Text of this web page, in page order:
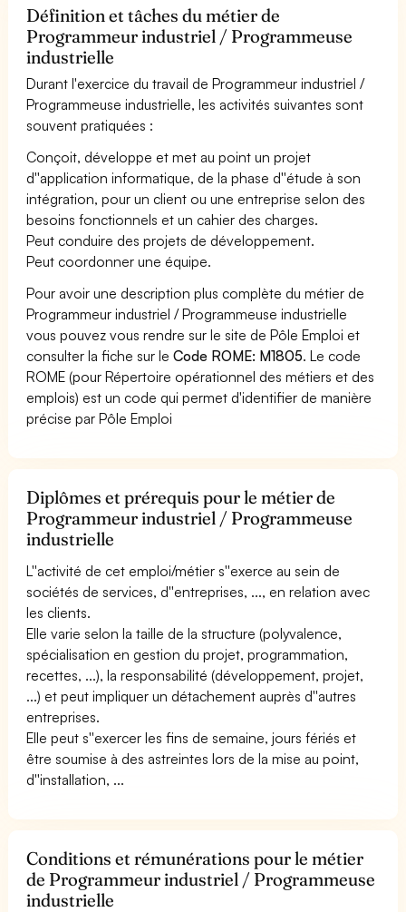
Définition et tâches du métier de
Programmeur industriel / Programmeuse
industrielle
Durant l'exercice du travail de Programmeur industriel /
Programmeuse industrielle, les activités suivantes sont
souvent pratiquées :
Conçoit, développe et met au point un projet
d''application informatique, de la phase d''étude à son
intégration, pour un client ou une entreprise selon des
besoins fonctionnels et un cahier des charges.
Peut conduire des projets de développement.
Peut coordonner une équipe.
Pour avoir une description plus complète du métier de
Programmeur industriel / Programmeuse industrielle
vous pouvez vous rendre sur le site de Pôle Emploi et
consulter la fiche sur leCode ROME: M1805. Le code
ROME (pour Répertoire opérationnel des métiers et des
emplois) est un code qui permet d'identifier de manière
précise par Pôle Emploi
Diplômes et prérequis pour le métier de
Programmeur industriel / Programmeuse
industrielle
L''activité de cet emploi/métier s''exerce au sein de
sociétés de services, d''entreprises, ..., en relation avec
les clients.
Elle varie selon la taille de la structure (polyvalence,
spécialisation en gestion du projet, programmation,
recettes, ...), la responsabilité (développement, projet,
...) et peut impliquer un détachement auprès d''autres
entreprises.
Elle peut s''exercer les fins de semaine, jours fériés et
être soumise à des astreintes lors de la mise au point,
d''installation, ...
Conditions et rémunérations pour le métier
de Programmeur industriel / Programmeuse
industrielle